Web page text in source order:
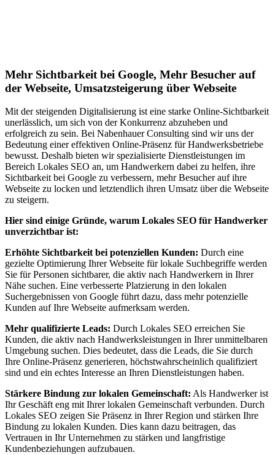
Mehr Sichtbarkeit bei Google, Mehr Besucher auf
der Webseite, Umsatzsteigerung über Webseite
Mit der steigenden Digitalisierung ist eine starke Online-Sichtbarkeit
unerlässlich, um sich von der Konkurrenz abzuheben und
erfolgreich zu sein. Bei Nabenhauer Consulting sind wir uns der
Bedeutung einer effektiven Online-Präsenz für Handwerksbetriebe
bewusst. Deshalb bieten wir spezialisierte Dienstleistungen im
Bereich Lokales SEO an, um Handwerkern dabei zu helfen, ihre
Sichtbarkeit bei Google zu verbessern, mehr Besucher auf ihre
Webseite zu locken und letztendlich ihren Umsatz über die Webseite
zu steigern.
Hier sind einige Gründe, warum Lokales SEO für Handwerker
unverzichtbar ist:
Erhöhte Sichtbarkeit bei potenziellen Kunden: Durch eine
gezielte Optimierung Ihrer Webseite für lokale Suchbegriffe werden
Sie für Personen sichtbarer, die aktiv nach Handwerkern in Ihrer
Nähe suchen. Eine verbesserte Platzierung in den lokalen
Suchergebnissen von Google führt dazu, dass mehr potenzielle
Kunden auf Ihre Webseite aufmerksam werden.
Mehr qualifizierte Leads: Durch Lokales SEO erreichen Sie
Kunden, die aktiv nach Handwerksleistungen in Ihrer unmittelbaren
Umgebung suchen. Dies bedeutet, dass die Leads, die Sie durch
Ihre Online-Präsenz generieren, höchstwahrscheinlich qualifiziert
sind und ein echtes Interesse an Ihren Dienstleistungen haben.
Stärkere Bindung zur lokalen Gemeinschaft: Als Handwerker ist
Ihr Geschäft eng mit Ihrer lokalen Gemeinschaft verbunden. Durch
Lokales SEO zeigen Sie Präsenz in Ihrer Region und stärken Ihre
Bindung zu lokalen Kunden. Dies kann dazu beitragen, das
Vertrauen in Ihr Unternehmen zu stärken und langfristige
Kundenbeziehungen aufzubauen.